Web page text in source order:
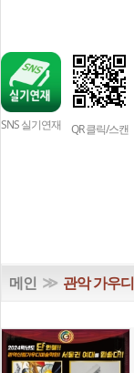
SNS 실기연재 QR 클릭/스캔
메인 ≫ 관악 가우디